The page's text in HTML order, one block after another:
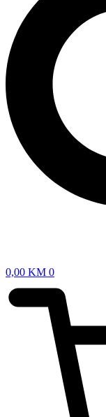
0,00 KM 0